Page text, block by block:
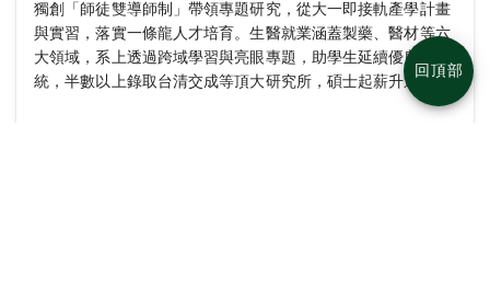
回頂部
的題目，探討天然代謝物對口腔蛀牙細菌的抑制，老師給予學
生很大的發揮空間，鼓勵她嘗試，肯定並支持她去做想做的
事，很開心可以如願考取自己的第一志願，未來要繼續深化研
究。 小港高中畢業的戴庭誼同學感謝生醫系蔡孟?老師、學姐
及系上提供的研究資源與指導，讓研究順利完成，也順利考上
獨創「師徒雙導師制」帶領專題研究，從大一即接軌產學計畫
與實習，落實一條龍人才培育。生醫就業涵蓋製藥、醫材等六
大領域，系上透過跨域學習與亮眼專題，助學生延續優良傳
統，半數以上錄取台清交成等頂大研究所，碩士起薪升遷更具
優勢！ ? 立刻上 PeiPei 找你的神隊友 ? https://pei.com.tw/ 回